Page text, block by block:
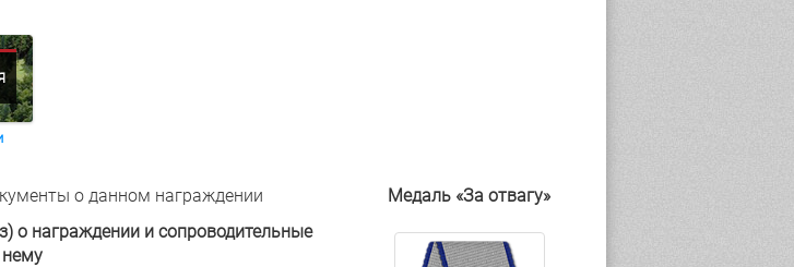
о данном награждении
о награждении и сопроводительные
Медаль «За отвагу»